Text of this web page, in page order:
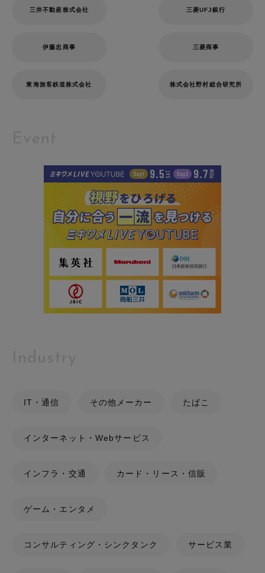
三井不動産株式会社 三菱UFJ銀行
伊藤忠商事 三菱商事
東海旅客鉄道株式会社 株式会社野村総合研究所
IT・通信 その他メーカー たばこ
インターネット・Webサービス
インフラ・交通 カード・リース・信販
ゲーム・エンタメ
コンサルティング・シンクタンク サービス業